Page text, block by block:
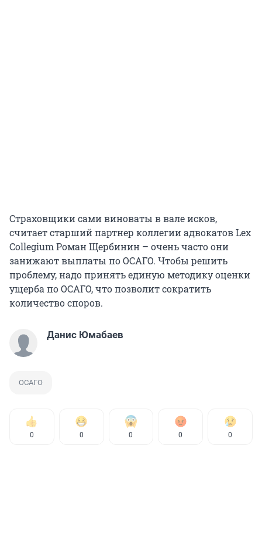
Страховщики сами виноваты в вале исков,
считает старший партнер коллегии адвокатов Lex
Collegium Роман Щербинин – очень часто они
занижают выплаты по ОСАГО. Чтобы решить
проблему, надо принять единую методику оценки
ущерба по ОСАГО, что позволит сократить
количество споров.
Данис Юмабаев
ОСАГО
0 0 0 0 0